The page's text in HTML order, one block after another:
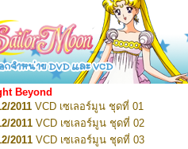
Pretty Guardian Sailor Moon Eternal
10
2026Code Name: Sailor V 1
2026Code Name: Sailor V 2
VCD เซเลอร์มูน คริสตัล VOL.10
2016
VCD เซเลอร์มูน คริสตัล VOL.11
2016VCD เซเลอร์มูน คริสตัล VOL.12
2016VCD เซเลอร์มูน คริสตัล VOL.13
2016 DVD เซเลอร์มูน คริสตัล VOL.1
2016DVD เซเลอร์มูน คริสตัล VOL.2
2016 DVD เซเลอร์มูน คริสตัล VOL.3
2016 DVD เซเลอร์มูน คริสตัล VOL.4
2016 DVD เซเลอร์มูน คริสตัล VOL.5
Beyond
2011 VCD เซเลอร์มูน ชุดที่ 01
2011 VCD เซเลอร์มูน ชุดที่ 02
2011 VCD เซเลอร์มูน ชุดที่ 03